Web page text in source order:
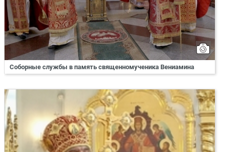
Соборные службы в память священномученика Вениамина